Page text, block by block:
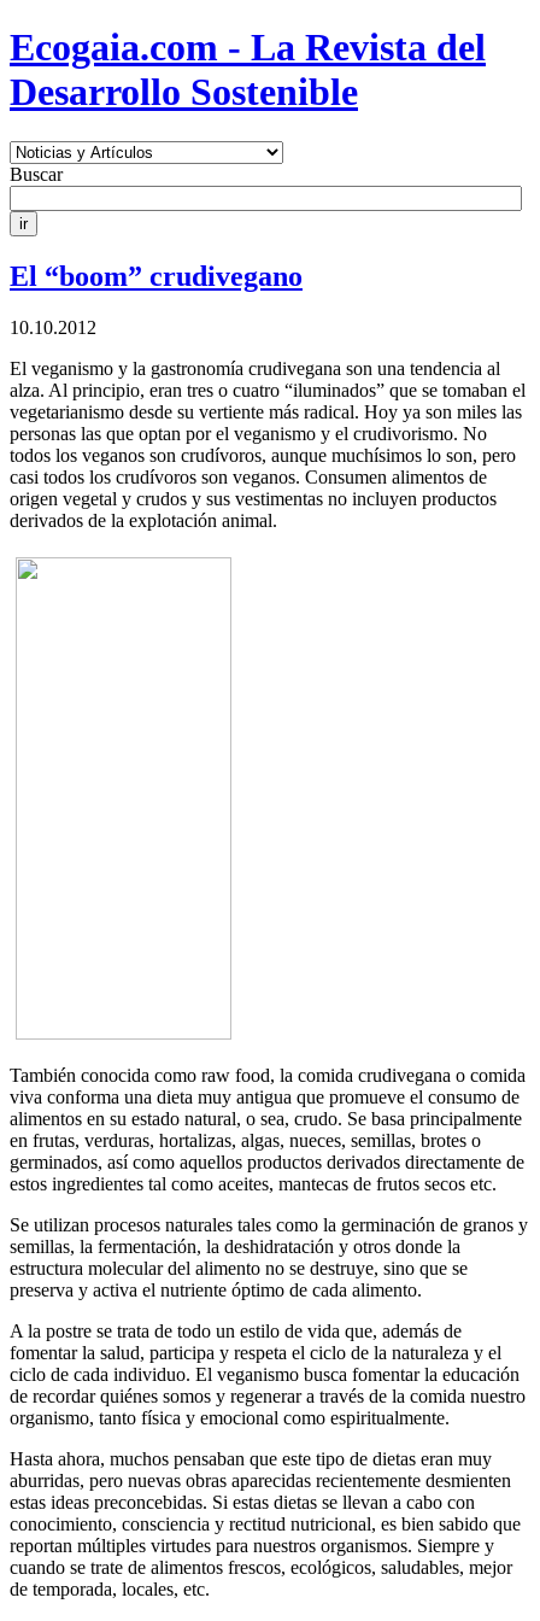
Ecogaia.com - La Revista del
Desarrollo Sostenible
Buscar
El “boom” crudivegano
10.10.2012
El veganismo y la gastronomía crudivegana son una tendencia al
alza. Al principio, eran tres o cuatro “iluminados” que se tomaban el
vegetarianismo desde su vertiente más radical. Hoy ya son miles las
personas las que optan por el veganismo y el crudivorismo. No
todos los veganos son crudívoros, aunque muchísimos lo son, pero
casi todos los crudívoros son veganos. Consumen alimentos de
origen vegetal y crudos y sus vestimentas no incluyen productos
derivados de la explotación animal.
También conocida como raw food, la comida crudivegana o comida
viva conforma una dieta muy antigua que promueve el consumo de
alimentos en su estado natural, o sea, crudo. Se basa principalmente
en frutas, verduras, hortalizas, algas, nueces, semillas, brotes o
germinados, así como aquellos productos derivados directamente de
estos ingredientes tal como aceites, mantecas de frutos secos etc.
Se utilizan procesos naturales tales como la germinación de granos y
semillas, la fermentación, la deshidratación y otros donde la
estructura molecular del alimento no se destruye, sino que se
preserva y activa el nutriente óptimo de cada alimento.
A la postre se trata de todo un estilo de vida que, además de
fomentar la salud, participa y respeta el ciclo de la naturaleza y el
ciclo de cada individuo. El veganismo busca fomentar la educación
de recordar quiénes somos y regenerar a través de la comida nuestro
organismo, tanto física y emocional como espiritualmente.
Hasta ahora, muchos pensaban que este tipo de dietas eran muy
aburridas, pero nuevas obras aparecidas recientemente desmienten
estas ideas preconcebidas. Si estas dietas se llevan a cabo con
conocimiento, consciencia y rectitud nutricional, es bien sabido que
reportan múltiples virtudes para nuestros organismos. Siempre y
cuando se trate de alimentos frescos, ecológicos, saludables, mejor
de temporada, locales, etc.